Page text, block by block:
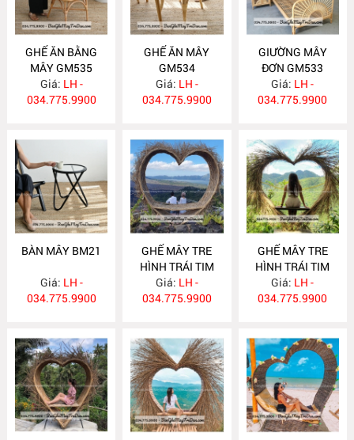
GHẾ ĂN BẰNG
MÂY GM535
Giá: LH -
034.775.9900
GHẾ ĂN MÂY
GM534
Giá: LH -
034.775.9900
GIƯỜNG MÂY
ĐƠN GM533
Giá: LH -
034.775.9900
BÀN MÂY BM21
Giá: LH -
034.775.9900
GHẾ MÂY TRE
HÌNH TRÁI TIM
GM532
Giá: LH -
034.775.9900
GHẾ MÂY TRE
HÌNH TRÁI TIM
GM531
Giá: LH -
034.775.9900